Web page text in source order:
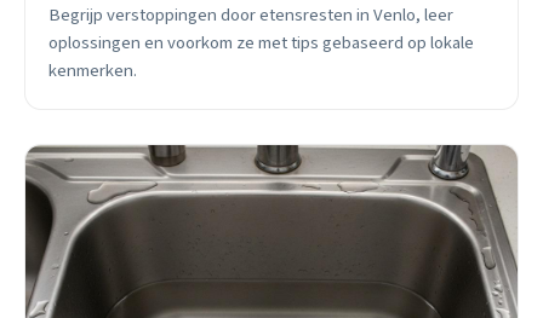
Begrijp verstoppingen door etensresten in Venlo, leer
oplossingen en voorkom ze met tips gebaseerd op lokale
kenmerken.